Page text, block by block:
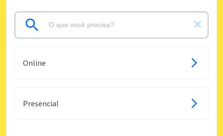
Online
Presencial